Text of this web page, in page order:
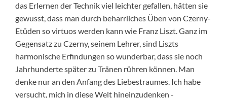
das Erlernen der Technik viel leichter gefallen, hätten sie
gewusst, dass man durch beharrliches Üben von Czerny-
Etüden so virtuos werden kann wie Franz Liszt. Ganz im
Gegensatz zu Czerny, seinem Lehrer, sind Liszts
harmonische Erfindungen so wunderbar, dass sie noch
Jahrhunderte später zu Tränen rühren können. Man
denke nur an den Anfang des Liebestraumes. Ich habe
versucht, mich in diese Welt hineinzudenken -